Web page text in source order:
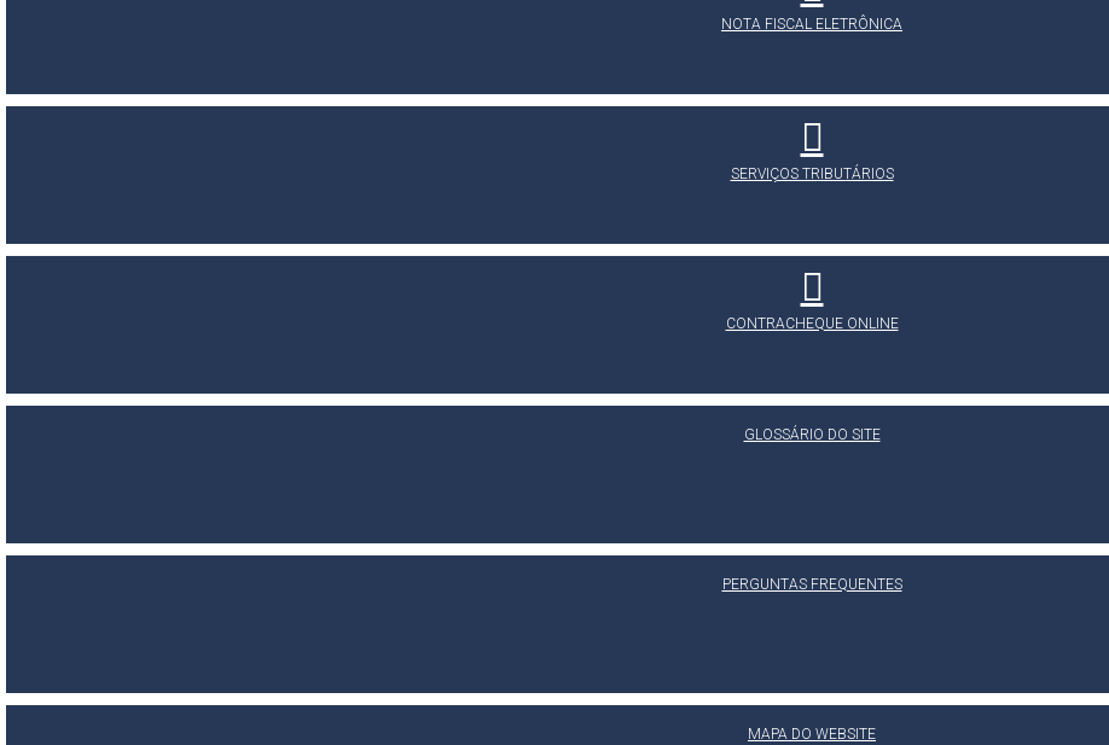
NOTA FISCAL ELETRÔNICA
SERVIÇOS TRIBUTÁRIOS
CONTRACHEQUE ONLINE
GLOSSÁRIO DO SITE
PERGUNTAS FREQUENTES
MAPA DO WEBSITE